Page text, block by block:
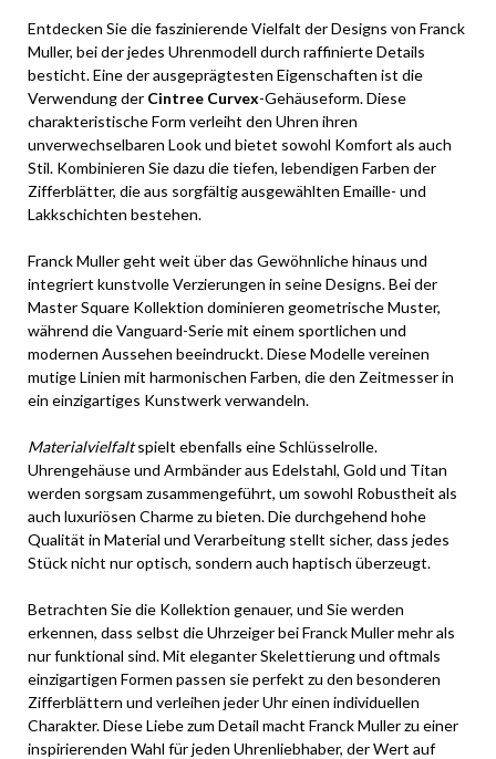
Entdecken Sie die faszinierende Vielfalt der Designs von Franck
Muller, bei der jedes Uhrenmodell durch raffinierte Details
besticht. Eine der ausgeprägtesten Eigenschaften ist die
Verwendung der Cintree Curvex-Gehäuseform. Diese
charakteristische Form verleiht den Uhren ihren
unverwechselbaren Look und bietet sowohl Komfort als auch
Stil. Kombinieren Sie dazu die tiefen, lebendigen Farben der
Zifferblätter, die aus sorgfältig ausgewählten Emaille- und
Lakkschichten bestehen.
Franck Muller geht weit über das Gewöhnliche hinaus und
integriert kunstvolle Verzierungen in seine Designs. Bei der
Master Square Kollektion dominieren geometrische Muster,
während die Vanguard-Serie mit einem sportlichen und
modernen Aussehen beeindruckt. Diese Modelle vereinen
mutige Linien mit harmonischen Farben, die den Zeitmesser in
ein einzigartiges Kunstwerk verwandeln.
Materialvielfaltspielt ebenfalls eine Schlüsselrolle.
Uhrengehäuse und Armbänder aus Edelstahl, Gold und Titan
werden sorgsam zusammengeführt, um sowohl Robustheit als
auch luxuriösen Charme zu bieten. Die durchgehend hohe
Qualität in Material und Verarbeitung stellt sicher, dass jedes
Stück nicht nur optisch, sondern auch haptisch überzeugt.
Betrachten Sie die Kollektion genauer, und Sie werden
erkennen, dass selbst die Uhrzeiger bei Franck Muller mehr als
nur funktional sind. Mit eleganter Skelettierung und oftmals
einzigartigen Formen passen sie perfekt zu den besonderen
Zifferblättern und verleihen jeder Uhr einen individuellen
Charakter. Diese Liebe zum Detail macht Franck Muller zu einer
inspirierenden Wahl für jeden Uhrenliebhaber, der Wert auf